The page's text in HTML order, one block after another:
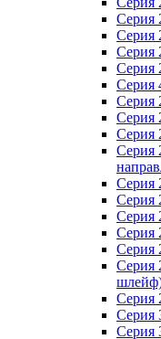
Серия
Серия
Серия
Серия
Серия
Серия
Серия
Серия
Серия
Серия
Серия
Серия
Серия
Серия
Серия
Серия
Серия
Серия